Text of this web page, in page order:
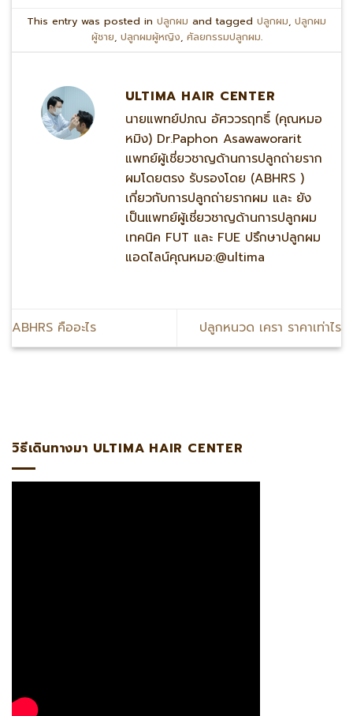
This entry was posted in ปลูกผม and tagged ปลูกผม, ปลูกผม
ผู้ชาย, ปลูกผมผู้หญิง, ศัลยกรรมปลูกผม.
ULTIMA HAIR CENTER
นายแพทย์ปภณ อัศววรฤทธิ์ (คุณหมอ
หมิง) Dr.Paphon Asawaworarit
แพทย์ผู้เชี่ยวชาญด้านการปลูกถ่ายราก
ผมโดยตรง รับรองโดย (ABHRS )
เกี่ยวกับการปลูกถ่ายรากผม และ ยัง
เป็นแพทย์ผู้เชี่ยวชาญด้านการปลูกผม
เทคนิค FUT และ FUE ปรึกษาปลูกผม
แอดไลน์คุณหมอ:@ultima
ABHRS คืออะไร ปลูกหนวด เครา ราคาเท่าไร
วิธีเดินทางมา ULTIMA HAIR CENTER